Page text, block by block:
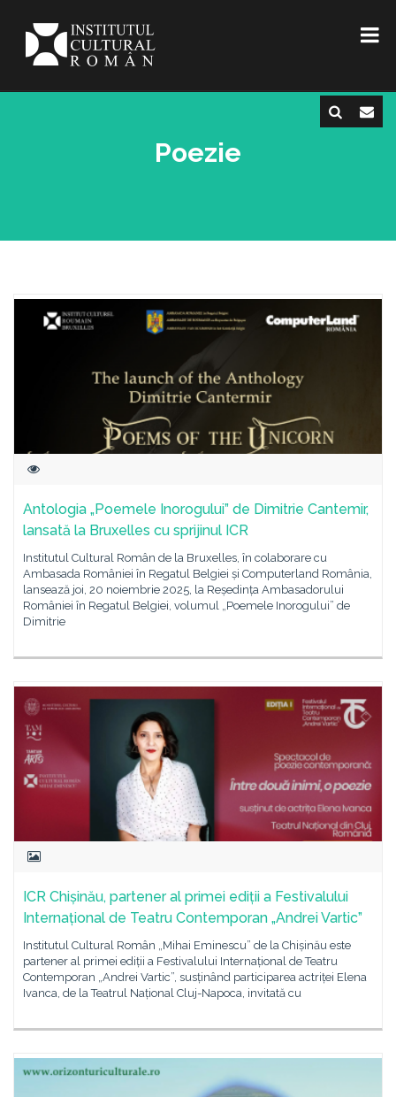
Poezie
Antologia „Poemele Inorogului” de Dimitrie Cantemir,
lansată la Bruxelles cu sprijinul ICR
Institutul Cultural Român de la Bruxelles, în colaborare cu
Ambasada României în Regatul Belgiei și Computerland România,
lansează joi, 20 noiembrie 2025, la Reședința Ambasadorului
României în Regatul Belgiei, volumul „Poemele Inorogului” de
Dimitrie
ICR Chișinău, partener al primei ediții a Festivalului
Internațional de Teatru Contemporan „Andrei Vartic”
Institutul Cultural Român „Mihai Eminescu” de la Chișinău este
partener al primei ediții a Festivalului Internațional de Teatru
Contemporan „Andrei Vartic”, susținând participarea actriței Elena
Ivanca, de la Teatrul Național Cluj-Napoca, invitată cu